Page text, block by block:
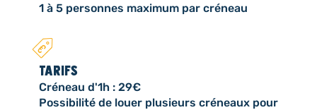
1 à 5 personnes maximum par créneau
TARIFS
Créneau d'1h : 29€
Possibilité de louer plusieurs créneaux pour